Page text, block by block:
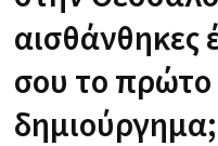
αισθάνθηκες
σου το πρώτο
δημιούργημα;